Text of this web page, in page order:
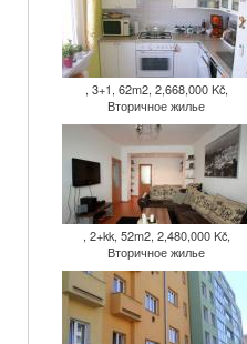
, 3+1, 62m2, 2,668,000 Kč,
Вторичное жилье
, 2+kk, 52m2, 2,480,000 Kč,
Вторичное жилье